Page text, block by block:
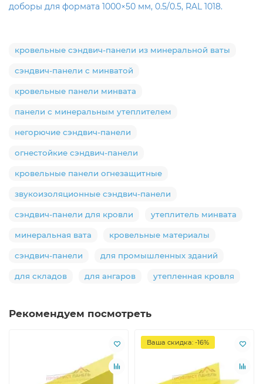
доборы для формата 1000×50 мм, 0.5/0.5, RAL 1018.
кровельные сэндвич-панели из минеральной ваты
сэндвич-панели с минватой
кровельные панели минвата
панели с минеральным утеплителем
негорючие сэндвич-панели
огнестойкие сэндвич-панели
кровельные панели огнезащитные
звукоизоляционные сэндвич-панели
сэндвич-панели для кровли утеплитель минвата
минеральная вата кровельные материалы
сэндвич-панели для промышленных зданий
для складов для ангаров утепленная кровля
Рекомендуем посмотреть
Ваша скидка: -16%